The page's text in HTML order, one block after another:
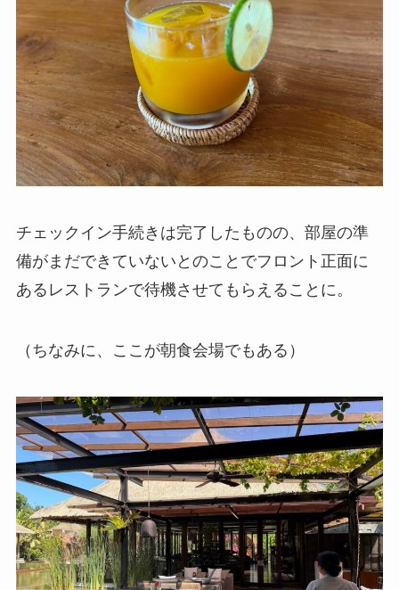
チェックイン手続きは完了したものの、部屋の準
備がまだできていないとのことでフロント正面に
あるレストランで待機させてもらえることに。
（ちなみに、ここが朝食会場でもある）